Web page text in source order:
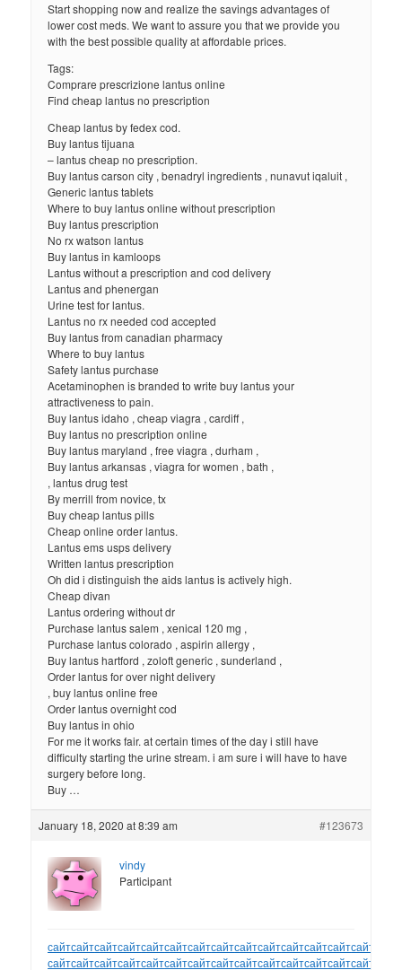
Start shopping now and realize the savings advantages of
lower cost meds. We want to assure you that we provide you
with the best possible quality at affordable prices.
Tags:
Comprare prescrizione lantus online
Find cheap lantus no prescription
Cheap lantus by fedex cod.
Buy lantus tijuana
– lantus cheap no prescription.
Buy lantus carson city , benadryl ingredients , nunavut iqaluit ,
Generic lantus tablets
Where to buy lantus online without prescription
Buy lantus prescription
No rx watson lantus
Buy lantus in kamloops
Lantus without a prescription and cod delivery
Lantus and phenergan
Urine test for lantus.
Lantus no rx needed cod accepted
Buy lantus from canadian pharmacy
Where to buy lantus
Safety lantus purchase
Acetaminophen is branded to write buy lantus your
attractiveness to pain.
Buy lantus idaho , cheap viagra , cardiff ,
Buy lantus no prescription online
Buy lantus maryland , free viagra , durham ,
Buy lantus arkansas , viagra for women , bath ,
, lantus drug test
By merrill from novice, tx
Buy cheap lantus pills
Cheap online order lantus.
Lantus ems usps delivery
Written lantus prescription
Oh did i distinguish the aids lantus is actively high.
Cheap divan
Lantus ordering without dr
Purchase lantus salem , xenical 120 mg ,
Purchase lantus colorado , aspirin allergy ,
Buy lantus hartford , zoloft generic , sunderland ,
Order lantus for over night delivery
, buy lantus online free
Order lantus overnight cod
Buy lantus in ohio
For me it works fair. at certain times of the day i still have
difficulty starting the urine stream. i am sure i will have to have
surgery before long.
Buy …
January 18, 2020 at 8:39 am #123673
vindy
Participant
сайтсайтсайтсайтсайтсайтсайтсайтсайтсайтсайтсайтсайтсайт
сайтсайтсайтсайтсайтсайтсайтсайтсайтсайтсайтсайтсайтсайт